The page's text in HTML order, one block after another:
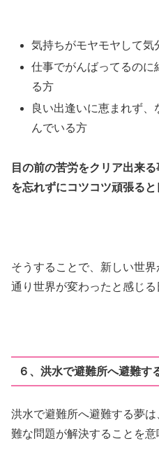
気持ちがモヤモヤして気
仕事でがんばってるのに
る方
良い出逢いに恵まれず
んでいる方
目の前の苦労をクリア出来
を忘れずにコツコツ頑張ると
そうすることで、新しい世
通り世界が変わったと感じる
６、洪水で避難所へ避難す
洪水で避難所へ避難する夢
難な問題が解決することを意